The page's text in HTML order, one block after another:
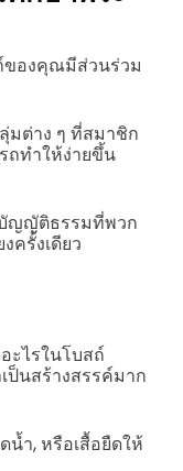
ของคุณมีส่วนร่วม
มต่าง ๆ ที่สมาชิก
ถทำให้ง่ายขึ้น
ญญัติธรรมที่พวก
ครั้งเดียว
ะไรในโบสถ์
นสร้างสรรค์มาก
ำ, หรือเสื้อยืดให้